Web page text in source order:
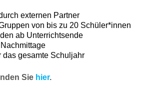
externen Partner
von bis zu 20 Schüler*innen
ab Unterrichtsende
das gesamte Schuljahr
Sie hier.